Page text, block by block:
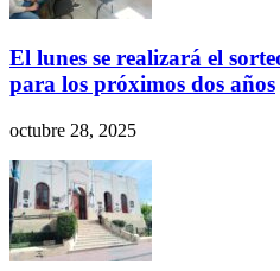
El lunes se realizará el
para los próximos dos años
octubre 28, 2025